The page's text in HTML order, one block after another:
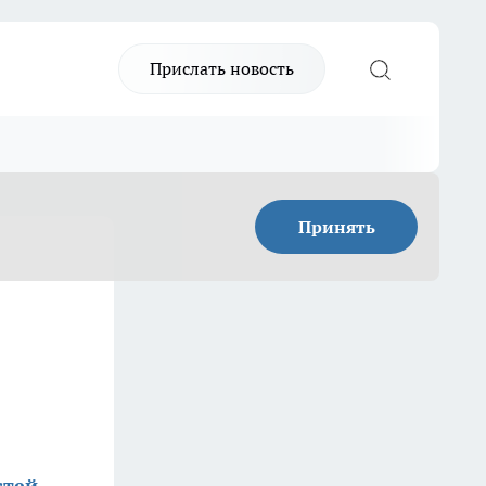
Прислать новость
Принять